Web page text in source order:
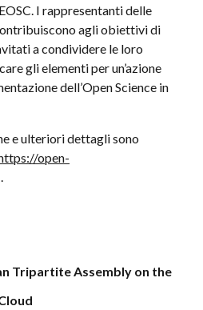
I rappresentanti delle
agli obiettivi di
a condividere le loro
gli elementi per un’azione
dell’Open Science in
e ulteriori dettagli sono
open-
.
Tripartite Assembly on the